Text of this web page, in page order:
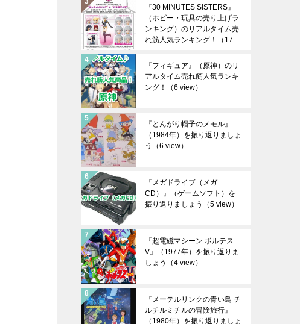
『30 MINUTES SISTERS』
（ホビー・玩具の売り上げラ
ンキング）のリアルタイム売
れ筋人気ランキング！
（17
『フィギュア』（原神）のリ
アルタイム売れ筋人気ランキ
ング！
（6 view）
『とんがり帽子のメモル』
（1984年）を振り返りましょ
う
（6 view）
『メガドライブ（メガ
CD）』（ゲームソフト）を
振り返りましょう
（5 view）
『超電磁マシーン ボルテス
V』（1977年）を振り返りま
しょう
（4 view）
『メーテルリンクの青い鳥 チ
ルチルミチルの冒険旅行』
（1980年）を振り返りましょ